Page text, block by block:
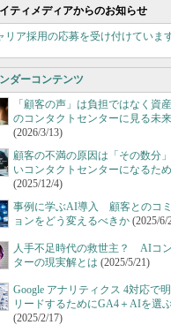
ティメディアからのお知らせ
リア採用の応募を受け付けていま
ダーコンテンツ
「顧客の声」は負担ではなく資
のコンタクトセンターに見る未
(2026/3/13)
顧客の不満の原因は「その数分
いコンタクトセンターになるた
(2025/12/4)
事例に学ぶAI導入 顧客とのコ
ョンをどう変えるべきか (2025/6/
人手不足時代の救世主？ AIコ
ターの現実解とは (2025/5/21)
Google アナリティクス 4対応で
リードするためにGA4＋AIを選
(2025/2/17)